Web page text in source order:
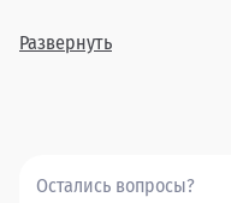
Прагматика в
Развернуть
Остались вопросы?